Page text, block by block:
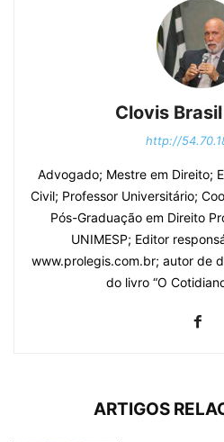
Clovis
http://
Advogado; Mestre em Direito;
Civil; Professor Universitário;
Pós-Graduação em Direito
UNIMESP; Editor
www.prolegis.com.br; autor de
do livro “O
ARTIGOS